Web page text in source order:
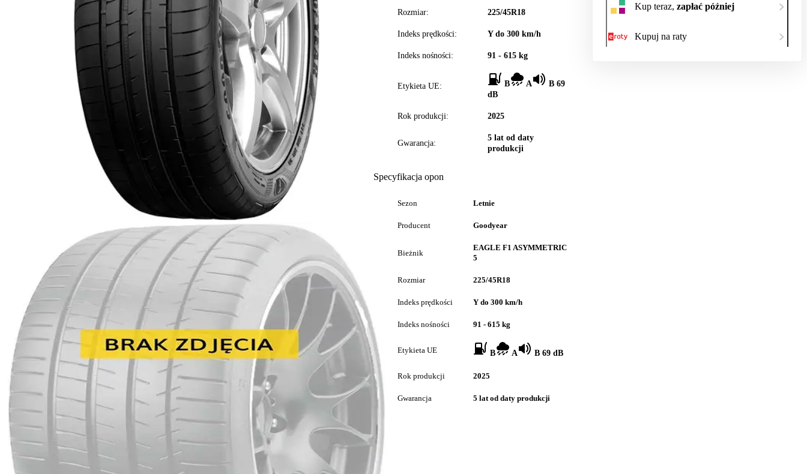
Rozmiar: 225/45R18
Indeks prędkości: Y do 300 km/h
Indeks nośności: 91 - 615 kg
Etykieta UE: B A
B 69
dB
Rok produkcji: 2025
Gwarancja:
5 lat od daty
produkcji
Specyfikacja opon
Sezon Letnie
Producent Goodyear
Bieżnik
EAGLE F1 ASYMMETRIC
5
Rozmiar 225/45R18
Indeks prędkości Y do 300 km/h
Indeks nośności 91 - 615 kg
Etykieta UE B A B 69 dB
Rok produkcji 2025
Gwarancja 5 lat od daty produkcji
Kup teraz, zapłać później
Kupuj na raty